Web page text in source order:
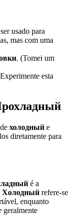
usado para
mas com uma
. (Tomei um
esta
холодный e
diretamente para
é a
Холодный refere-se
enquanto
geralmente